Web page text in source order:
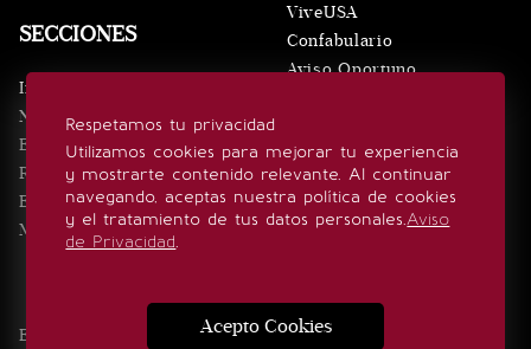
Respetamos tu privacidad
Utilizamos cookies para mejorar tu experiencia
y mostrarte contenido relevante. Al continuar
navegando, aceptas nuestra política de cookies
y el tratamiento de tus datos personales.Aviso
de Privacidad.
Acepto Cookies
SECCIONES
Inicio
Noticias
Eventos
Realeza
Estilo de vida
Minuto x Minuto
ViveUSA
Confabulario
Aviso Oportuno
SÍGUENOS
Edición Impresa Noticias Quiénes somos